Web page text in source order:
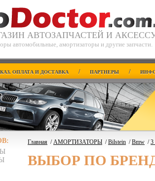
АВТОЗАПЧАСТЕЙ И
автомобильные, амортизаторы и другие запчасти.
ОПЛАТА И ДОСТАВКА / ПАРТНЕРЫ /
Главная /АМОРТИЗАТОРЫ /Bilstein /Bmw /3
ВЫБОР ПО